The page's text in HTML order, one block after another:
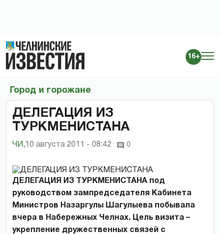
16+
Город и горожане
ДЕЛЕГАЦИЯ ИЗ
ТУРКМЕНИСТАНА
ЧИ , 10 августа 2011 - 08:42 0
ДЕЛЕГАЦИЯ ИЗ ТУРКМЕНИСТАНА под
руководством зампредседателя Кабинета
Министров Назаргулы Шагулыева побывала
вчера в Набережных Челнах. Цель визита –
укрепление дружественных связей с